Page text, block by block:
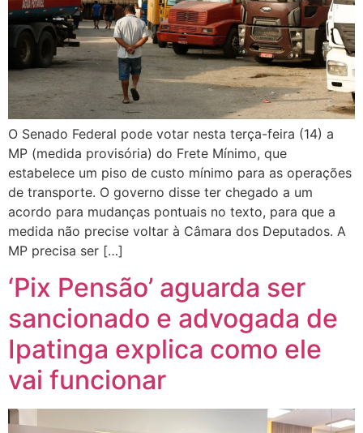
O Senado Federal pode votar nesta terça-feira (14) a
MP (medida provisória) do Frete Mínimo, que
estabelece um piso de custo mínimo para as operações
de transporte. O governo disse ter chegado a um
acordo para mudanças pontuais no texto, para que a
medida não precise voltar à Câmara dos Deputados. A
MP precisa ser […]
‘Pix Pensão’ aguarda ser
sancionado e advogada de
Ipatinga explica como ele
vai funcionar